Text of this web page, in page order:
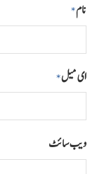
نام*
ای میل*
ویب‌ سائٹ